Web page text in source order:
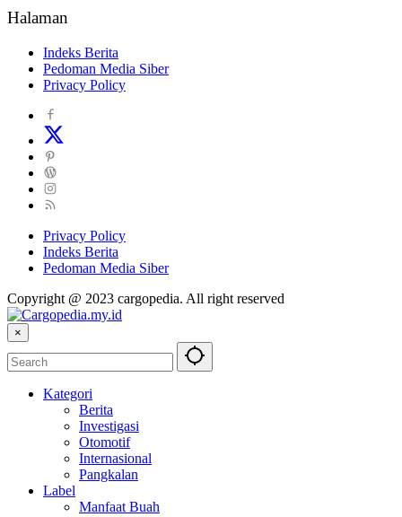
Halaman
Indeks Berita
Pedoman Media Siber
Privacy Policy
Privacy Policy
Indeks Berita
Pedoman Media Siber
Copyright @ 2023 cargopedia. All right reserved
×
Kategori
Berita
Investigasi
Otomotif
Internasional
Pangkalan
Label
Manfaat Buah